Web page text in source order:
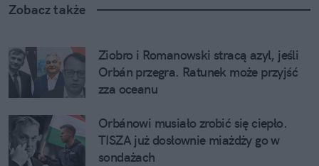
Zobacz także
Ziobro i Romanowski stracą azyl, jeśli
Orbán przegra. Ratunek może przyjść
zza oceanu
Orbánowi musiało zrobić się ciepło.
TISZA już dosłownie miażdży go w
sondażach